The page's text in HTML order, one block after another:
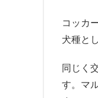
コッカ
犬種と
同じく
す。マ